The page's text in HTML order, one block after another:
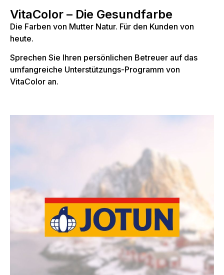
VitaColor – Die Gesundfarbe
Die Farben von Mutter Natur. Für den Kunden von
heute.
Sprechen Sie Ihren persönlichen Betreuer auf das
umfangreiche Unterstützungs-Programm von
VitaColor an.